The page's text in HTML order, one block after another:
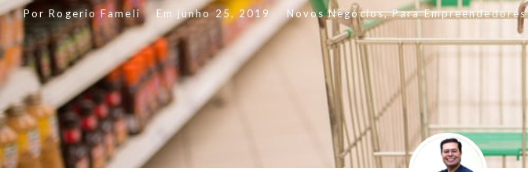
Por Rogerio Fameli Em junho 25, 2019 Novos Negócios,Para Empreendedores